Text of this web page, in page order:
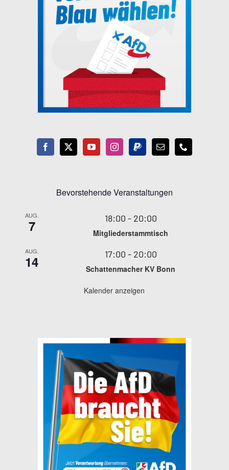
Bevorstehende Veranstaltungen
AUG.
7 18:00 - 20:00
Mitgliederstammtisch
AUG.
14 17:00 - 20:00
Schattenmacher KV Bonn
Kalender anzeigen